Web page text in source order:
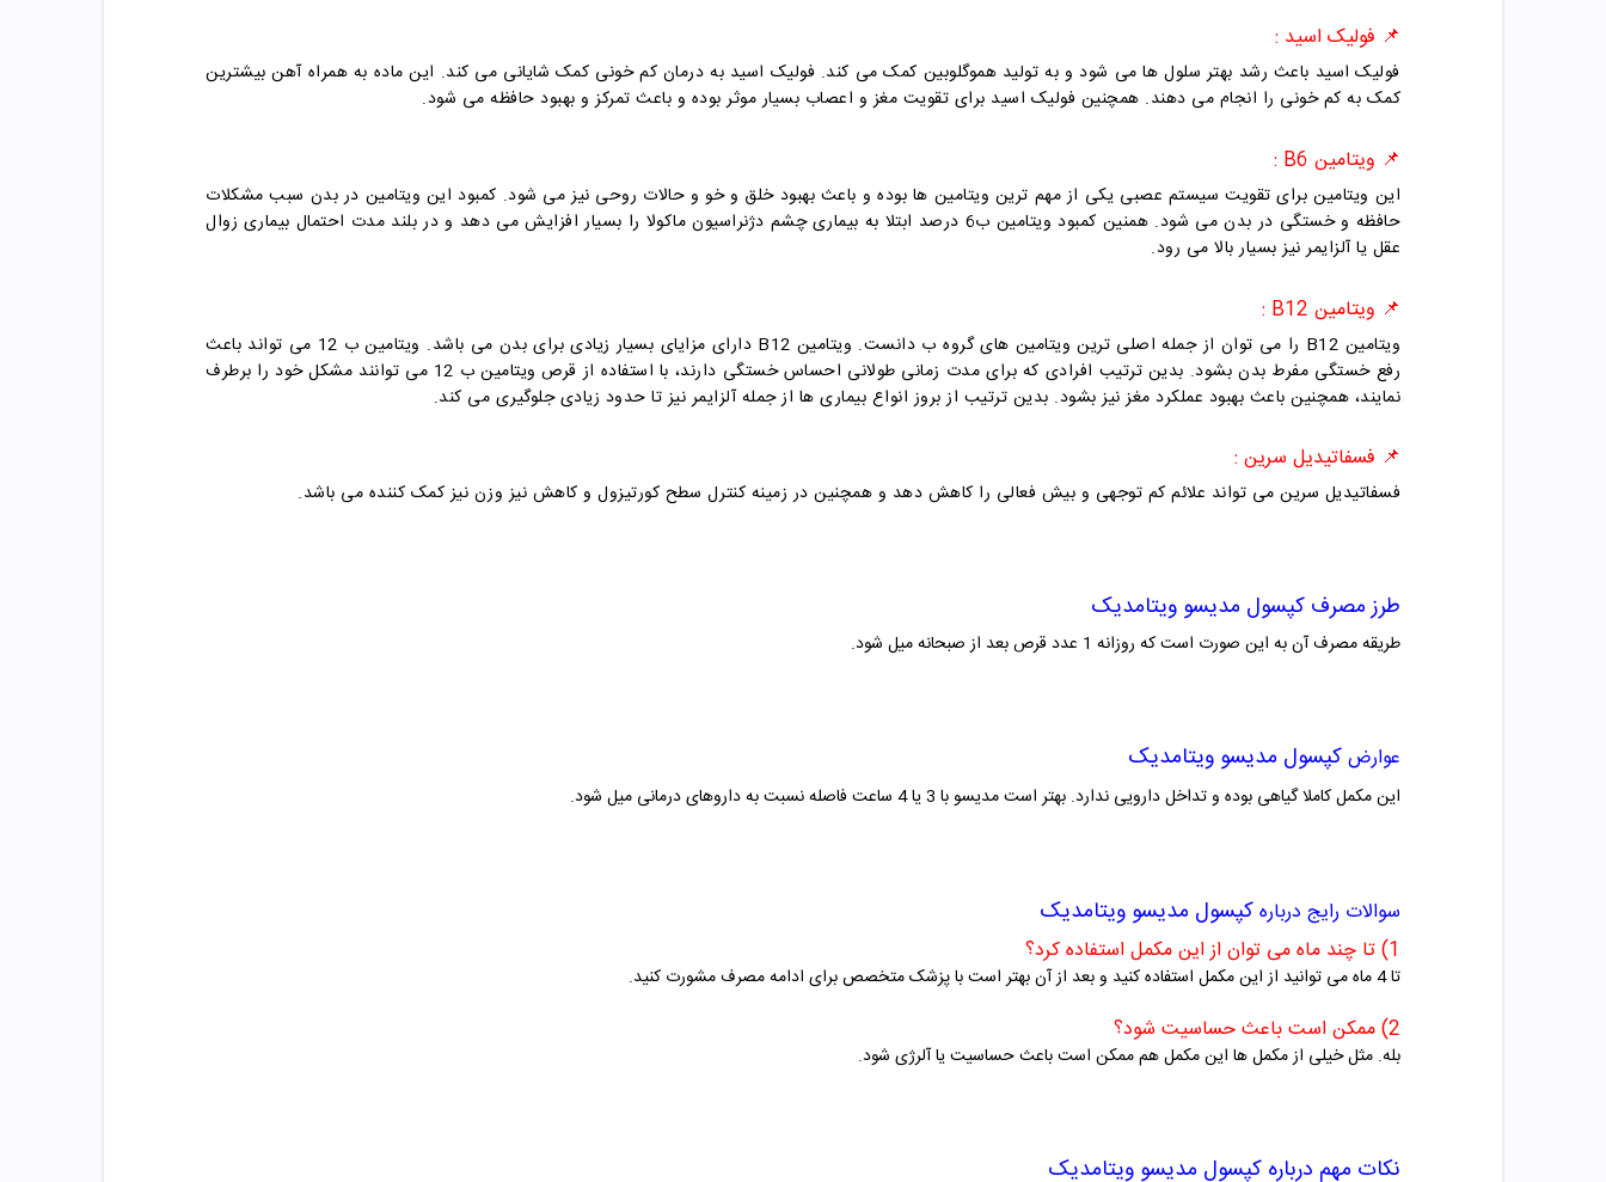
📌 فولیک اسید :
فولیک اسید باعث رشد بهتر سلول ها می شود و به تولید هموگلوبین کمک می کند. فولیک اسید به درمان کم خونی کمک شایانی می کند. این ماده به همراه آهن بیشترین
کمک به کم خونی را انجام می دهند. همچنین فولیک اسید برای تقویت مغز و اعصاب بسیار موثر بوده و باعث تمرکز و بهبود حافظه می شود.
📌 ویتامین B6 :
این ویتامین برای تقویت سیستم عصبی یکی از مهم ترین ویتامین ها بوده و باعث بهبود خلق و خو و حالات روحی نیز می شود. کمبود این ویتامین در بدن سبب مشکلات
حافظه و خستگی در بدن می شود. همنین کمبود ویتامین ب6 درصد ابتلا به بیماری چشم دژنراسیون ماکولا را بسیار افزایش می دهد و در بلند مدت احتمال بیماری زوال
عقل یا آلزایمر نیز بسیار بالا می رود.
📌 ویتامین B12 :
ویتامین B12 را می توان از جمله اصلی ترین ویتامین های گروه ب دانست. ویتامین B12 دارای مزایای بسیار زیادی برای بدن می باشد. ویتامین ب 12 می تواند باعث
رفع خستگی مفرط بدن بشود. بدین ترتیب افرادی که برای مدت زمانی طولانی احساس خستگی دارند، با استفاده از قرص ویتامین ب 12 می توانند مشکل خود را برطرف
نمایند، همچنین باعث بهبود عملکرد مغز نیز بشود. بدین ترتیب از بروز انواع بیماری ها از جمله آلزایمر نیز تا حدود زیادی جلوگیری می کند.
📌 فسفاتیدیل سرین :
فسفاتیدیل سرین می تواند علائم کم توجهی و بیش فعالی را کاهش دهد و همچنین در زمینه کنترل سطح کورتیزول و کاهش نیز وزن نیز کمک کننده می باشد.
طرز مصرف کپسول مدیسو ویتامدیک
طریقه مصرف آن به این صورت است که روزانه 1 عدد قرص بعد از صبحانه میل شود.
عوارضکپسول مدیسو ویتامدیک
این مکمل کاملا گیاهی بوده و تداخل دارویی ندارد. بهتر است مدیسو با 3 یا 4 ساعت فاصله نسبت به داروهای درمانی میل شود.
سوالات رایج دربارهکپسول مدیسو ویتامدیک
1) تا چند ماه می توان از این مکمل استفاده کرد؟
تا 4 ماه می توانید از این مکمل استفاده کنید و بعد از آن بهتر است با پزشک متخصص برای ادامه مصرف مشورت کنید.
2) ممکن است باعث حساسیت شود؟
بله. مثل خیلی از مکمل ها این مکمل هم ممکن است باعث حساسیت یا آلرژی شود.
نکات مهم درباره کپسول مدیسو ویتامدیک